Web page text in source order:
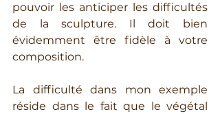
pouvoir les anticiper les difficultés
de la sculpture. Il doit bien
évidemment être fidèle à votre
composition.
La difficulté dans mon exemple
réside dans le fait que le végétal